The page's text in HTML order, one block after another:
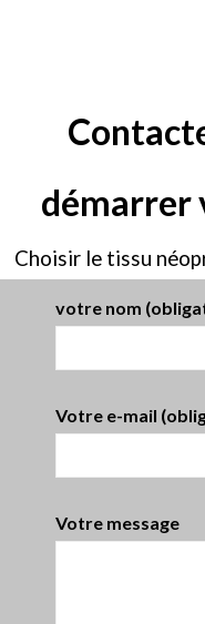
démarrer
Choisir le tissu
votre nom
Votre e-mail
Votre message